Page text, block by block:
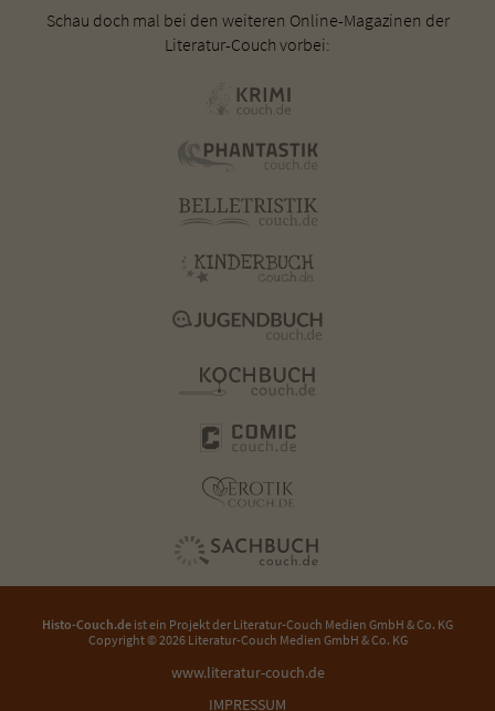
Schau doch mal bei den weiteren Online-Magazinen der
Literatur-Couch vorbei:
Histo-Couch.de ist ein Projekt der Literatur-Couch Medien GmbH & Co. KG
Copyright © 2026 Literatur-Couch Medien GmbH & Co. KG
www.literatur-couch.de
IMPRESSUM